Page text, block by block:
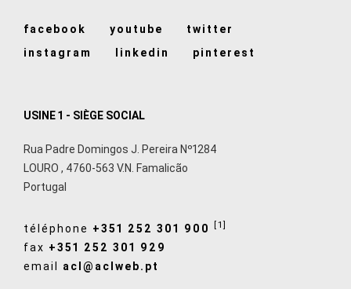
facebook youtube
twitter
instagram
linkedin pinterest
USINE 1 - SIÈGE SOCIAL
Rua Padre Domingos J. Pereira Nº1284
LOURO , 4760-563 V.N. Famalicão
Portugal
téléphone +351 252 301 900 [1]
fax +351 252 301 929
email acl@aclweb.pt